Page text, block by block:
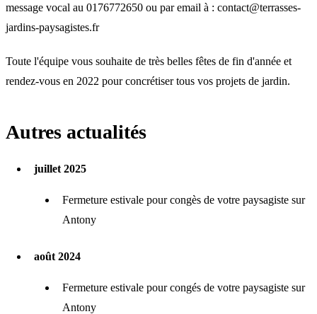
message vocal au 0176772650 ou par email à : contact@terrasses-
jardins-paysagistes.fr
Toute l'équipe vous souhaite de très belles fêtes de fin d'année et
rendez-vous en 2022 pour concrétiser tous vos projets de jardin.
Autres actualités
juillet 2025
Fermeture estivale pour congès de votre paysagiste sur
Antony
août 2024
Fermeture estivale pour congés de votre paysagiste sur
Antony